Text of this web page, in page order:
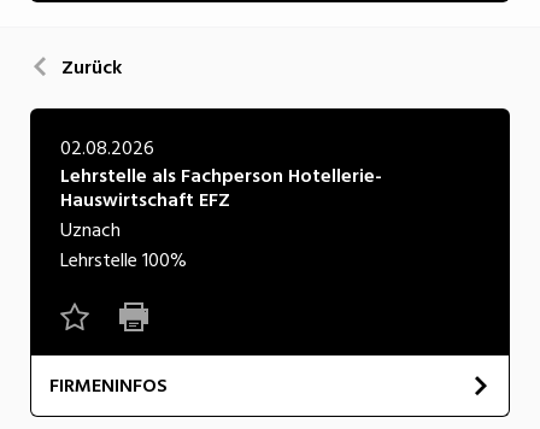
Kultur
Natur
Verkehr/Logistik
Wirtschaft/Verwaltung
Zurück
02.08.2026
Lehrstelle als Fachperson Hotellerie-
Hauswirtschaft EFZ
Uznach
Lehrstelle100%
FIRMENINFOS